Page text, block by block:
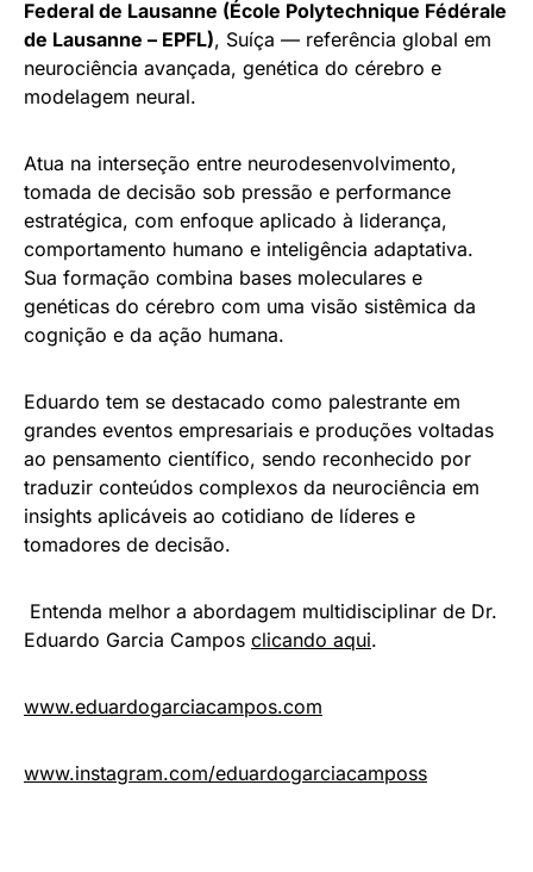
Federal de Lausanne (École Polytechnique Fédérale
de Lausanne – EPFL), Suíça — referência global em
neurociência avançada, genética do cérebro e
modelagem neural.
Atua na interseção entre neurodesenvolvimento,
tomada de decisão sob pressão e performance
estratégica, com enfoque aplicado à liderança,
comportamento humano e inteligência adaptativa.
Sua formação combina bases moleculares e
genéticas do cérebro com uma visão sistêmica da
cognição e da ação humana.
Eduardo tem se destacado como palestrante em
grandes eventos empresariais e produções voltadas
ao pensamento científico, sendo reconhecido por
traduzir conteúdos complexos da neurociência em
insights aplicáveis ao cotidiano de líderes e
tomadores de decisão.
Entenda melhor a abordagem multidisciplinar de Dr.
Eduardo Garcia Campos clicando aqui.
www.eduardogarciacampos.com
www.instagram.com/eduardogarciacamposs